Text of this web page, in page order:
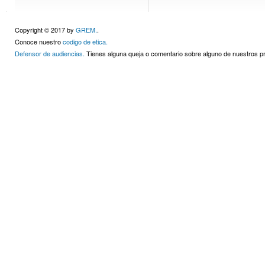
Copyright © 2017 by GREM..
Conoce nuestrocodigo de etica.
Defensor de audiencias. Tienes alguna queja o comentario sobre alguno de nuestros